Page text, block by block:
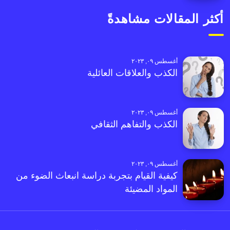
أكثر المقالات مشاهدةً
أغسطس ٠٩, ٢٠٢٣
الكذب والعلاقات العائلية
أغسطس ٠٩, ٢٠٢٣
الكذب والتفاهم الثقافي
أغسطس ٠٩, ٢٠٢٣
كيفية القيام بتجربة دراسة انبعاث الضوء من
المواد المضيئة